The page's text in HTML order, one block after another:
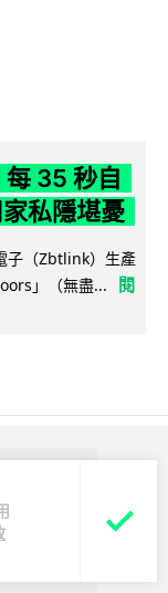
35 秒自
私隱堪憂
子（Zbtlink）生產
」（無盡...
閱